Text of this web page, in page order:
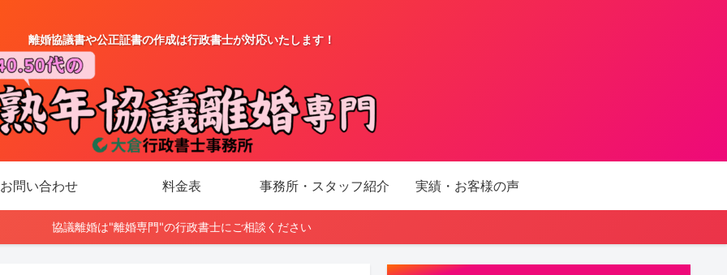
離婚協議書や公正証書の作成は行政書士が対応いたします！
お問い合わせ 料金表 事務所・スタッフ紹介 実績・お客様の声
協議離婚は"離婚専門"の行政書士にご相談ください